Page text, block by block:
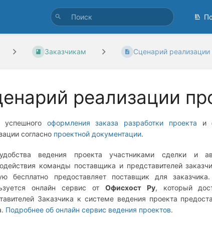
Заказчикам Сценарий реализации
реализации
успешного оформления заказа разработки проекта и
согласно проектной документации.
ведения проекта участниками сделки и
команды поставщика и представителей
бесплатно предоставляет поставщик для
онлайн сервис от Офисхост Ру, который
Заказчика к системе ведения проекта
Подробнее об онлайн сервис ведения проектов.